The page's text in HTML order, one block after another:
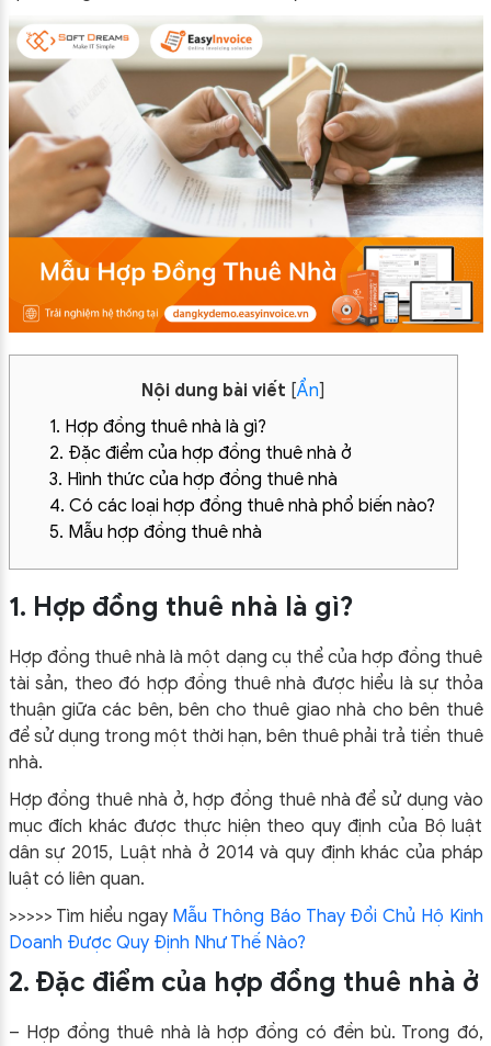
Nội dung bài viết [Ẩn]
1. Hợp đồng thuê nhà là gì?
2. Đặc điểm của hợp đồng thuê nhà ở
3. Hình thức của hợp đồng thuê nhà
4. Có các loại hợp đồng thuê nhà phổ biến nào?
5. Mẫu hợp đồng thuê nhà
1. Hợp đồng thuê nhà là gì?
Hợp đồng thuê nhà là một dạng cụ thể của hợp đồng thuê
tài sản, theo đó hợp đồng thuê nhà được hiểu là sự thỏa
thuận giữa các bên, bên cho thuê giao nhà cho bên thuê
để sử dụng trong một thời hạn, bên thuê phải trả tiền thuê
nhà.
Hợp đồng thuê nhà ở, hợp đồng thuê nhà để sử dụng vào
mục đích khác được thực hiện theo quy định của Bộ luật
dân sự 2015, Luật nhà ở 2014 và quy định khác của pháp
luật có liên quan.
>>>>> Tìm hiểu ngayMẫu Thông Báo Thay Đổi Chủ Hộ Kinh
Doanh Được Quy Định Như Thế Nào?
2. Đặc điểm của hợp đồng thuê nhà ở
– Hợp đồng thuê nhà là hợp đồng có đền bù. Trong đó,